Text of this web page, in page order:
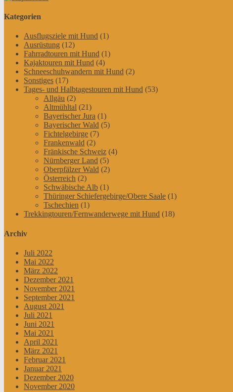
Kategorien
Ausflugsziele mit Hund (1)
Ausrüstung (12)
Fahrradtouren mit Hund (1)
Kajaktouren mit Hund (4)
Schneeschuhwandern mit Hund (2)
Sonstiges (17)
Tages- und Halbtagestouren mit Hund (53)
Allgäu (2)
Altmühltal (21)
Bayerischer Jura (1)
Bayerischer Wald (5)
Fichtelgebirge (7)
Frankenwald (2)
Fränkische Schweiz (4)
Nürnberger Land (5)
Oberpfälzer Wald (2)
Österreich (2)
Schwäbische Alb (1)
Thüringer Schiefergebirge/Obere Saale (1)
Tschechien (1)
Trekkingtouren/Fernwanderwege mit Hund (18)
Archiv
Juli 2022
Mai 2022
März 2022
Dezember 2021
November 2021
September 2021
August 2021
Juli 2021
Juni 2021
Mai 2021
April 2021
März 2021
Februar 2021
Januar 2021
Dezember 2020
November 2020